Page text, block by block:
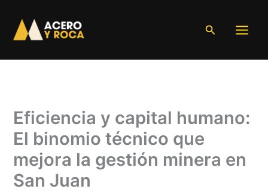
contenido
Buscar
Eficiencia y capital humano:
El binomio técnico que
mejora la gestión minera en
San Juan